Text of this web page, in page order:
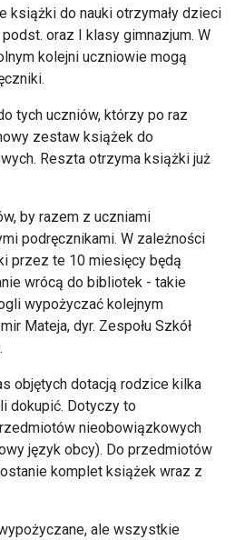
książki do nauki otrzymały dzieci
oraz I klasy gimnazjum. W
kolejni uczniowie mogą
tych uczniów, którzy po raz
zestaw książek do
Reszta otrzyma książki już
by razem z uczniami
podręcznikami. W zależności
przez te 10 miesięcy będą
wrócą do bibliotek - takie
wypożyczać kolejnym
Mateja, dyr. Zespołu Szkół
objętych dotacją rodzice kilka
dokupić. Dotyczy to
nieobowiązkowych
język obcy). Do przedmiotów
komplet książek wraz z
ale wszystkie